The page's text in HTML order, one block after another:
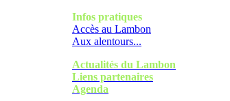
Infos pratiques
Accès au Lambon
Aux alentours...
Actualités du Lambon
Liens partenaires
Agenda